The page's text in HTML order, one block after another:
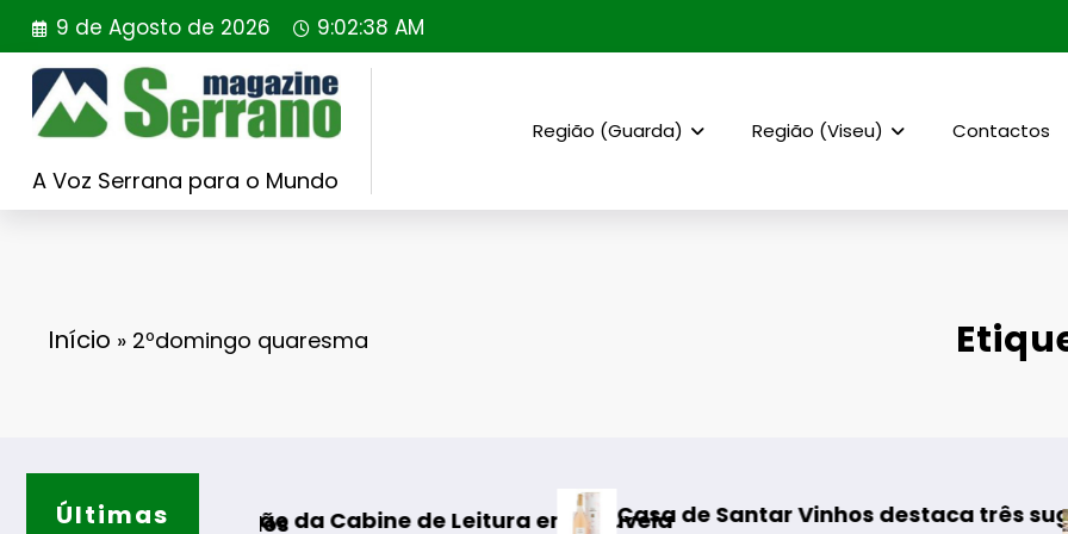
Saltar
para
conteúdo
9 de Agosto de 2026 9:02:39 AM
A Voz Serrana para o Mundo
Região (Guarda) Região (Viseu) Contactos
Início » 2ºdomingo quaresma
Últimas
1 FINAL da Cabine de Leitura em GouveiaCasa de Santar Vinhos destaca três sugestões